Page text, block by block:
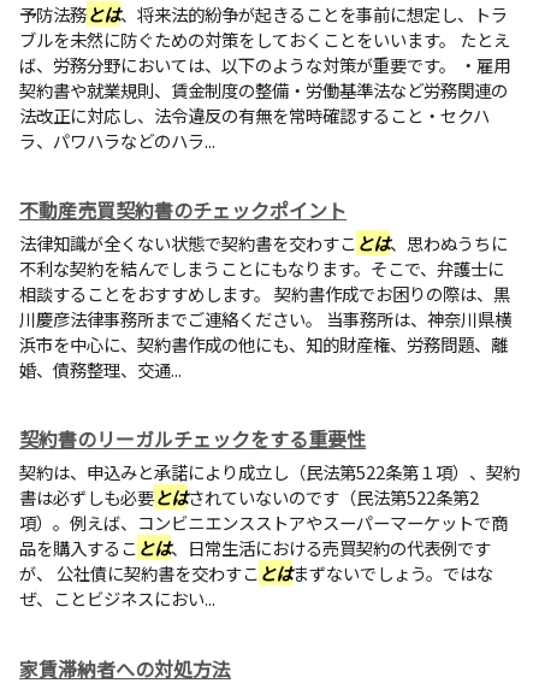
予防法務とは、将来法的紛争が起きることを事前に想定し、トラ
ブルを未然に防ぐための対策をしておくことをいいます。 たとえ
ば、労務分野においては、以下のような対策が重要です。 ・雇用
契約書や就業規則、賃金制度の整備・労働基準法など労務関連の
法改正に対応し、法令違反の有無を常時確認すること・セクハ
ラ、パワハラなどのハラ...
不動産売買契約書のチェックポイント
法律知識が全くない状態で契約書を交わすことは、思わぬうちに
不利な契約を結んでしまうことにもなります。そこで、弁護士に
相談することをおすすめします。 契約書作成でお困りの際は、黒
川慶彦法律事務所までご連絡ください。 当事務所は、神奈川県横
浜市を中心に、契約書作成の他にも、知的財産権、労務問題、離
婚、債務整理、交通...
契約書のリーガルチェックをする重要性
契約は、申込みと承諾により成立し（民法第522条第１項）、契約
書は必ずしも必要とはされていないのです（民法第522条第2
項）。例えば、コンビニエンスストアやスーパーマーケットで商
品を購入することは、日常生活における売買契約の代表例です
が、 公社債に契約書を交わすことはまずないでしょう。ではな
ぜ、ことビジネスにおい...
家賃滞納者への対処方法